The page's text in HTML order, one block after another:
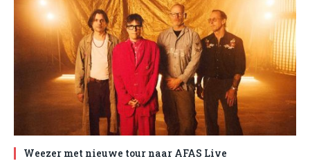
Weezer met nieuwe tour naar AFAS Live